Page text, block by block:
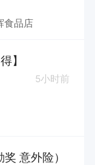
食品店
】
5小时前
意外险）